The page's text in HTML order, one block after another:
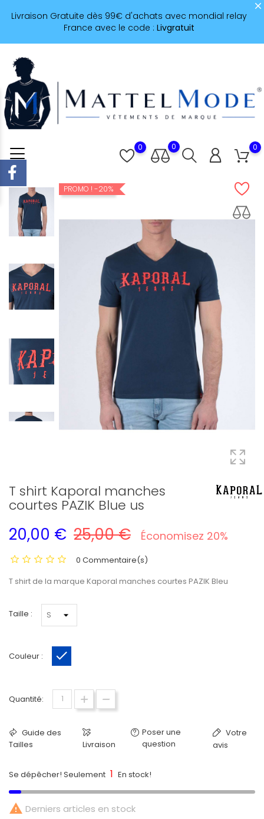
Livraison Gratuite dès 99€ d'achats avec mondial relay
France avec le code : Livgratuit
0
0
0
PROMO ! -20%
T shirt Kaporal manches
courtes PAZIK Blue us
20,00 € 25,00 € Économisez 20%
0 Commentaire(s)
T shirt de la marque Kaporal manches courtes PAZIK Bleu
Taille :
Couleur :
Quantité:
Guide des
Tailles
Livraison
Poser une
question
Votre
avis
Se dépêcher! Seulement 1 En stock!
 Derniers articles en stock